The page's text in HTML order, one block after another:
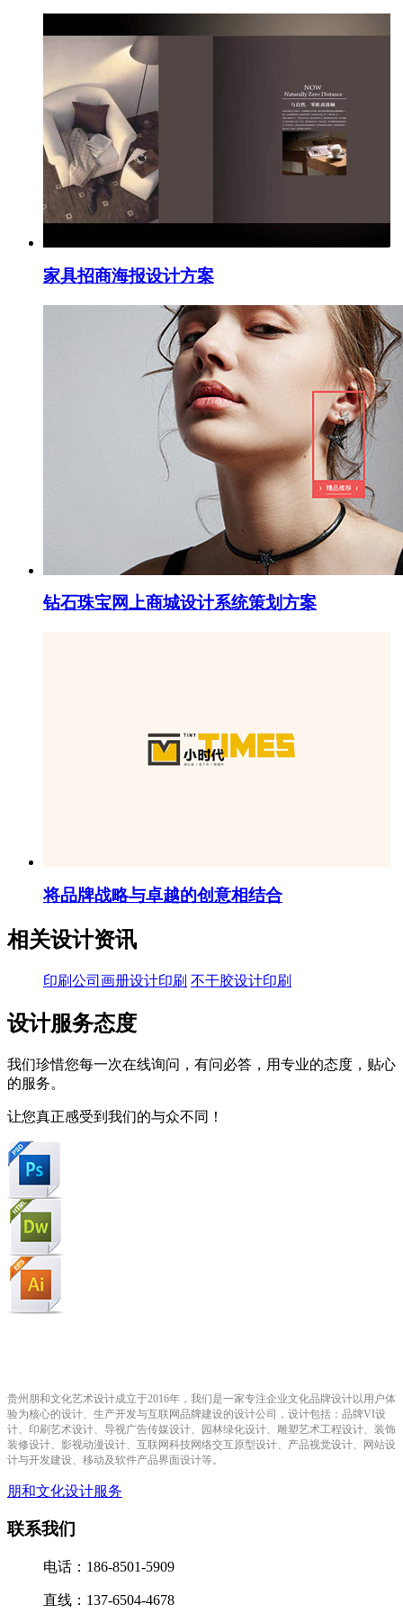
家具招商海报设计方案
钻石珠宝网上商城设计系统策划方案
将品牌战略与卓越的创意相结合
相关设计资讯
印刷公司画册设计印刷 不干胶设计印刷
设计服务态度
我们珍惜您每一次在线询问，有问必答，用专业的态度，贴心
的服务。
让您真正感受到我们的与众不同！
贵州朋和文化艺术设计成立于2016年，我们是一家专注企业文化品牌设计以用户体
验为核心的设计、生产开发与互联网品牌建设的设计公司，设计包括：品牌VI设
计、印刷艺术设计、导视广告传媒设计、园林绿化设计、雕塑艺术工程设计、装饰
装修设计、影视动漫设计、互联网科技网络交互原型设计、产品视觉设计、网站设
计与开发建设、移动及软件产品界面设计等。
朋和文化设计服务
联系我们
电话：186-8501-5909
直线：137-6504-4678